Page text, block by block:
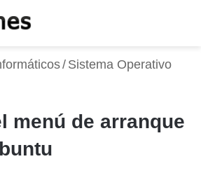
/ Sistema Operativo
menú de arranque